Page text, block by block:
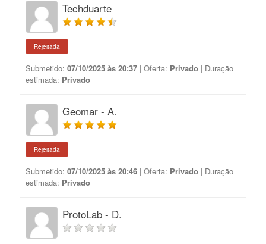
Techduarte
Rejeitada
Submetido: 07/10/2025 às 20:37 | Oferta: Privado | Duração
estimada: Privado
Geomar - A.
Rejeitada
Submetido: 07/10/2025 às 20:46 | Oferta: Privado | Duração
estimada: Privado
ProtoLab - D.